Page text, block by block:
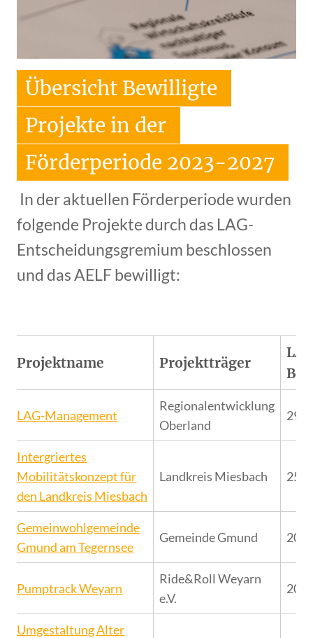
Übersicht Bewilligte
Projekte in der
Förderperiode 2023-2027
In der aktuellen Förderperiode wurden
folgende Projekte durch das LAG-
Entscheidungsgremium beschlossen
und das AELF bewilligt:
Projektname Projektträger
LAG-Management
Regionalentwicklung
Oberland
Intergriertes
Mobilitätskonzept für
den Landkreis Miesbach
Landkreis Miesbach
Gemeinwohlgemeinde
Gmund am Tegernsee
Gemeinde Gmund
Pumptrack Weyarn
Ride&Roll Weyarn
e.V.
Umgestaltung Alter